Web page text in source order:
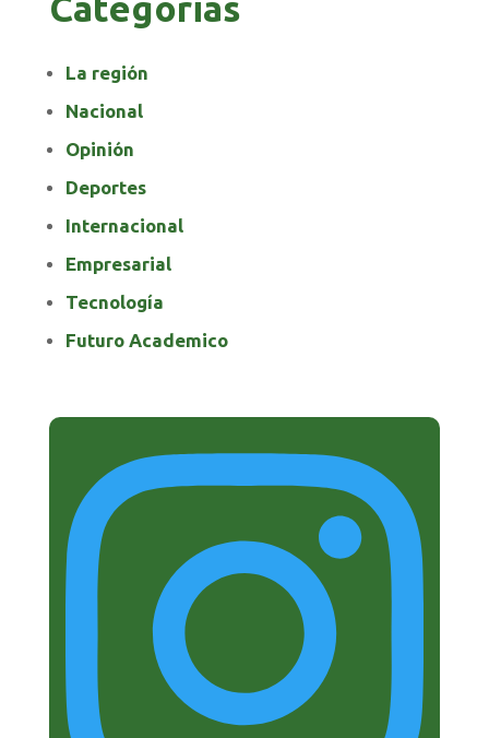
La región
Nacional
Opinión
Deportes
Internacional
Empresarial
Tecnología
Futuro Academico